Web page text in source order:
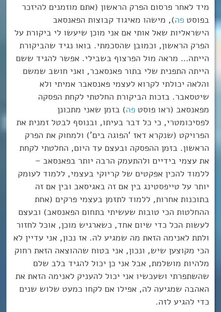
מיד לאחר פרסום הפרק הראשון (אתם מוזמנים להיזכר
בפוסטפה), מישהו מאיגוד קבוצות הפאנסאב
הישראליות שאל אותי אם אני מוכן שיעשו לי ביקורת על
הפרק הראשון, וכמובן שהסכמתי. בואו נגיד שהביקורת
הייתה… מראה מול הפרצוף בשבילי. אפשר להגיד ששם
הייתה התפנית שלי בתור פאנסאבר, ואני חושב שמשם
והלאה יכולתי לקרוא לעצמי פאנסאבר אמיתי ולא
שיטסאבר. בזכות הביקורת החלטתי לקחת הפסקה
מפאנסאב (ראו פוסטפה) בזמן שאני מתכונן
לפסיכומטרי, כי כל דבר בעיתו, ובנוסף לבטל זמנית את
הפרויקט (שנקרא דאז ‘הפוגה בים’) ולמחוק את הפרק
הראשון. בזמן ההפסקה ובעצם עד היום, החלטתי לקחת
את עצמי בידיים ולהתעמק הרבה יותר בפאנסאב –
ללמוד להכין אפקטים של קריוקי בעצמי, ללמוד לעומק
יותר על טייפסטינג בין אם זה באגיסאב ובין אם זה
בתוכנות אחרות, ללמוד לתזמן בעצמי פרקים (אחת
ההחלטות הכי טובות שעשיתי בתחום הפאנסאב) ובעצם
לעשות הכל כדי שיום אחד, כשארגיש מוכן, אוכל לחזור
ולתת לאנימה הזאת מה שמגיע לה. אז נכון, אני עדיין לא
הכי מקוצען שיש, ונכון, אני בטוח שההוצאה הזאת רחוק
מלהיות מושלמת, אבל אני כן יכול להגיד בלב שלם
שהשתפרתי ושעכשיו אני יכול להעניק לאנימה הזאת את
האהבה שמגיעה לה, אפילו אם לקחו כמעט שלוש שנים
כדי להגיע לזה.